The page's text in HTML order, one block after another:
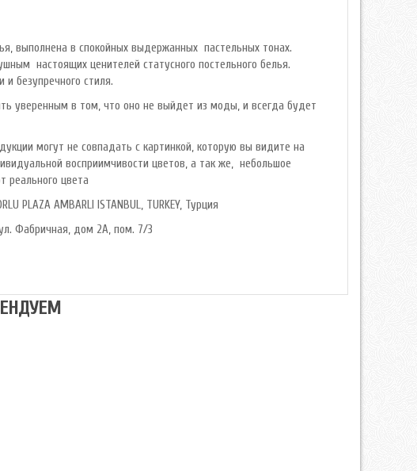
выполнена в спокойных выдержанных пастельных тонах.
настоящих ценителей статусного постельного белья.
безупречного стиля.
уверенным в том, что оно не выйдет из моды, и всегда будет
могут не совпадать с картинкой, которую вы видите на
восприимчивости цветов, а так же, небольшое
реального цвета
PLAZA AMBARLI ISTANBUL, TURKEY, Турция
Фабричная, дом 2А, пом. 7/3